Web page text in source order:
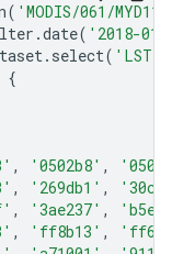
( 'MODIS/061/
.date( '2018-
. select(
{
, '0502b8' ,
, '269db1' ,
, '3ae237' ,
, 'ff8b13' ,